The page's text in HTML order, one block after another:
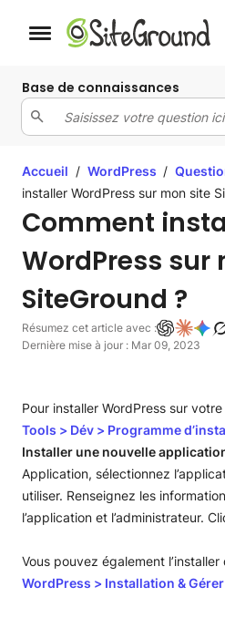
Bouton de navigation mobile
Base de connaissances
Accueil / WordPress /
installer WordPress sur mon site
Comment
WordPress sur
SiteGround ?
Résumez cet article avec :
Dernière mise à jour : Mar 09, 2023
Pour installer WordPress sur
Tools > Dév > Programme
Installer une nouvelle
Application, sélectionnez
utiliser. Renseignez les
l’application et l’administrateur.
Vous pouvez également
WordPress > Installation & Gérer